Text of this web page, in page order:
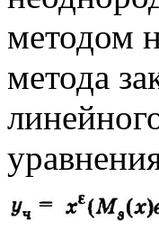
методом
метода